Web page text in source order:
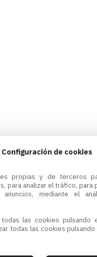
Configuración de cookies
propias y de terceros
para analizar el tráfico, para
mediante el
las cookies pulsando
todas las cookies